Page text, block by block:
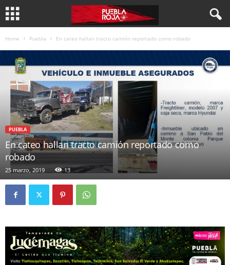
Home Puebla En cateo hallan tracto camión reportado como robado
PUEBLA
En cateo hallan tracto camión reportado como
robado
25 marzo, 2019 13